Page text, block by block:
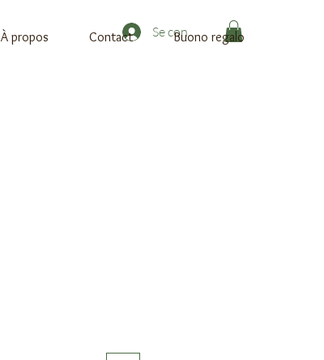
Se connecter
À propos Contact Buono regalo